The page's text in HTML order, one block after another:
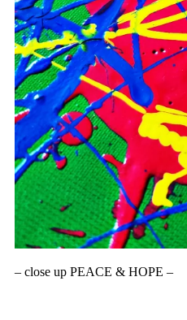
– close up PEACE & HOPE –